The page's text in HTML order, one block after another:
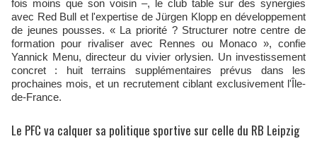
fois moins que son voisin –, le club table sur des synergies
avec Red Bull et l'expertise de Jürgen Klopp en développement
de jeunes pousses. « La priorité ? Structurer notre centre de
formation pour rivaliser avec Rennes ou Monaco », confie
Yannick Menu, directeur du vivier orlysien. Un investissement
concret : huit terrains supplémentaires prévus dans les
prochaines mois, et un recrutement ciblant exclusivement l'Île-
de-France.
Le PFC va calquer sa politique sportive sur celle du RB Leipzig